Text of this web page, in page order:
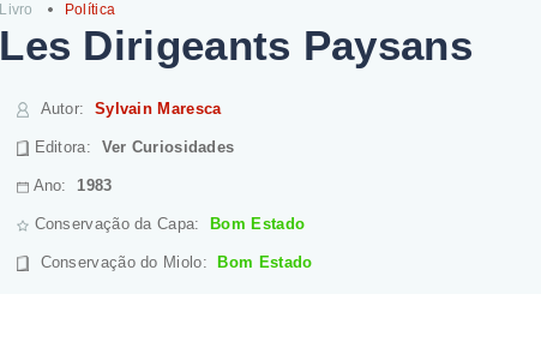
Livro Política
Les Dirigeants Paysans
Autor: Sylvain Maresca
Editora: Ver Curiosidades
Ano:1983
Conservação da Capa: Bom Estado
Conservação do Miolo: Bom Estado